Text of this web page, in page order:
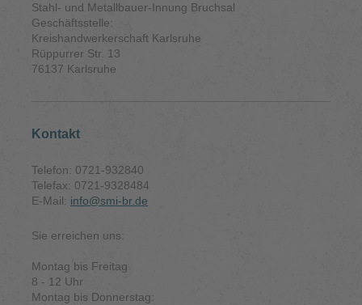
Stahl- und Metallbauer-Innung Bruchsal
Geschäftsstelle:
Kreishandwerkerschaft Karlsruhe
Rüppurrer Str. 13
76137 Karlsruhe
Kontakt
Telefon: 0721-932840
Telefax: 0721-9328484
E-Mail: info@smi-br.de
Sie erreichen uns:
Montag bis Freitag
8 - 12 Uhr
Montag bis Donnerstag: